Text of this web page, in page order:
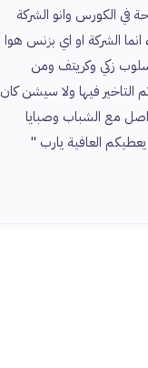
في الكورس وانو الشركة
الشركة او اي بزنس هوا
زكي وكريتف ومن
التاخير فيها ولا سيشن كان
مع الشباب وصبايا
العافية يارب "